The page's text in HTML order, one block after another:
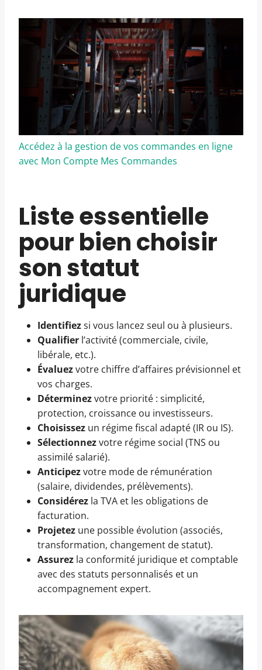
Accédez à la gestion de vos commandes en ligne
avec Mon Compte Mes Commandes
Liste essentielle
pour bien choisir
son statut
juridique
Identifiezsi vous lancez seul ou à plusieurs.
Qualifier l’activité (commerciale, civile,
libérale, etc.).
Évaluezvotre chiffre d’affaires prévisionnel et
vos charges.
Déterminezvotre priorité : simplicité,
protection, croissance ou investisseurs.
Choisissez un régime fiscal adapté (IR ou IS).
Sélectionnezvotre régime social (TNS ou
assimilé salarié).
Anticipezvotre mode de rémunération
(salaire, dividendes, prélèvements).
Considérez la TVA et les obligations de
facturation.
Projetez une possible évolution (associés,
transformation, changement de statut).
Assurez la conformité juridique et comptable
avec des statuts personnalisés et un
accompagnement expert.